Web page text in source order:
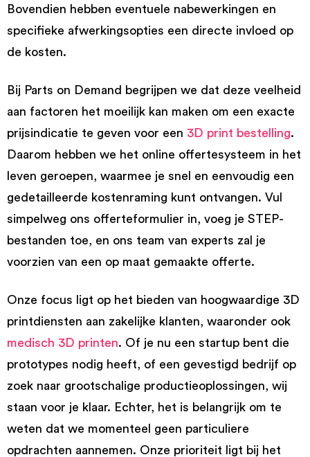
Bovendien hebben eventuele nabewerkingen en
specifieke afwerkingsopties een directe invloed op
de kosten.
Bij Parts on Demand begrijpen we dat deze veelheid
aan factoren het moeilijk kan maken om een exacte
prijsindicatie te geven voor een 3D print bestelling.
Daarom hebben we het online offertesysteem in het
leven geroepen, waarmee je snel en eenvoudig een
gedetailleerde kostenraming kunt ontvangen. Vul
simpelweg ons offerteformulier in, voeg je STEP-
bestanden toe, en ons team van experts zal je
voorzien van een op maat gemaakte offerte.
Onze focus ligt op het bieden van hoogwaardige 3D
printdiensten aan zakelijke klanten, waaronder ook
medisch 3D printen. Of je nu een startup bent die
prototypes nodig heeft, of een gevestigd bedrijf op
zoek naar grootschalige productieoplossingen, wij
staan voor je klaar. Echter, het is belangrijk om te
weten dat we momenteel geen particuliere
opdrachten aannemen. Onze prioriteit ligt bij het